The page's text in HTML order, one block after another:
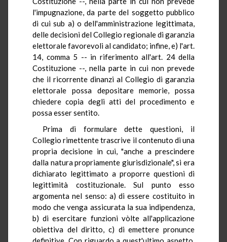
l'impugnazione, da parte del soggetto pubblico
di cui sub a) o dell'amministrazione legittimata,
delle decisioni del Collegio regionale di garanzia
elettorale favorevoli al candidato; infine, e) l'art.
14, comma 5 -- in riferimento all'art. 24 della
Costituzione --, nella parte in cui non prevede
che il ricorrente dinanzi al Collegio di garanzia
elettorale possa depositare memorie, possa
chiedere copia degli atti del procedimento e
possa esser sentito.
Prima di formulare dette questioni, il
Collegio rimettente trascrive il contenuto di una
propria decisione in cui, "anche a prescindere
dalla natura propriamente giurisdizionale", si era
dichiarato legittimato a proporre questioni di
legittimità costituzionale. Sul punto esso
argomenta nel senso: a) di essere costituito in
modo che venga assicurata la sua indipendenza,
b) di esercitare funzioni vòlte all'applicazione
obiettiva del diritto, c) di emettere pronunce